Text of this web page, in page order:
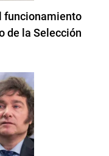
funcionamiento
de la Selección